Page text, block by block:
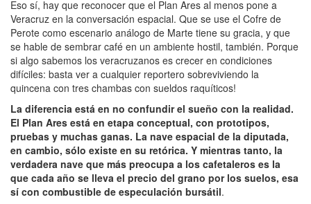
Eso sí, hay que reconocer que el Plan Ares al menos pone a
Veracruz en la conversación espacial. Que se use el Cofre de
Perote como escenario análogo de Marte tiene su gracia, y que
se hable de sembrar café en un ambiente hostil, también. Porque
si algo sabemos los veracruzanos es crecer en condiciones
difíciles: basta ver a cualquier reportero sobreviviendo la
quincena con tres chambas con sueldos raquíticos!
La diferencia está en no confundir el sueño con la realidad.
El Plan Ares está en etapa conceptual, con prototipos,
pruebas y muchas ganas. La nave espacial de la diputada,
en cambio, sólo existe en su retórica. Y mientras tanto, la
verdadera nave que más preocupa a los cafetaleros es la
que cada año se lleva el precio del grano por los suelos, esa
sí con combustible de especulación bursátil.